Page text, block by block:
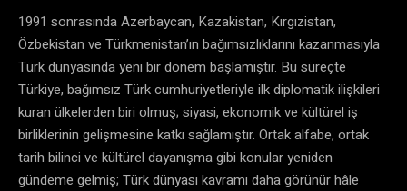
1991 sonrasında Azerbaycan, Kazakistan, Kırgızistan,
Özbekistan ve Türkmenistan’ın bağımsızlıklarını kazanmasıyla
Türk dünyasında yeni bir dönem başlamıştır. Bu süreçte
Türkiye, bağımsız Türk cumhuriyetleriyle ilk diplomatik ilişkileri
kuran ülkelerden biri olmuş; siyasi, ekonomik ve kültürel iş
birliklerinin gelişmesine katkı sağlamıştır. Ortak alfabe, ortak
tarih bilinci ve kültürel dayanışma gibi konular yeniden
gündeme gelmiş; Türk dünyası kavramı daha görünür hâle